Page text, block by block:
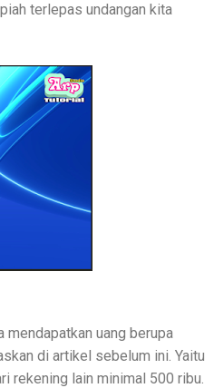
terlepas undangan kita
uang berupa
di artikel sebelum ini. Yaitu
rekening lain minimal 500 ribu.